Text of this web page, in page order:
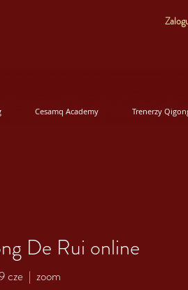
Cesamq Academy Trenerzy
De Rui online
cze
  |
zoom